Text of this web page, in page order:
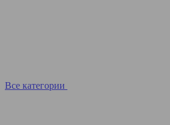
Все категории